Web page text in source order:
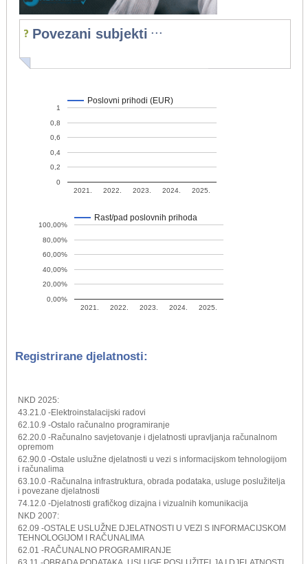
Povezani subjekti ...
Poslovni prihodi (EUR)
2021. 2022. 2023. 2024. 2025.
0
0,2
0,4
0,6
0,8
1
Rast/pad poslovnih prihoda
2021. 2022. 2023. 2024. 2025.
0,00%
20,00%
40,00%
60,00%
80,00%
100,00%
Registrirane djelatnosti:
NKD 2025:
43.21.0 -Elektroinstalacijski radovi
62.10.9 -Ostalo računalno programiranje
62.20.0 -Računalno savjetovanje i djelatnosti upravljanja računalnom
opremom
62.90.0 -Ostale uslužne djelatnosti u vezi s informacijskom tehnologijom
i računalima
63.10.0 -Računalna infrastruktura, obrada podataka, usluge poslužitelja
i povezane djelatnosti
74.12.0 -Djelatnosti grafičkog dizajna i vizualnih komunikacija
NKD 2007:
62.09 -OSTALE USLUŽNE DJELATNOSTI U VEZI S INFORMACIJSKOM
TEHNOLOGIJOM I RAČUNALIMA
62.01 -RAČUNALNO PROGRAMIRANJE